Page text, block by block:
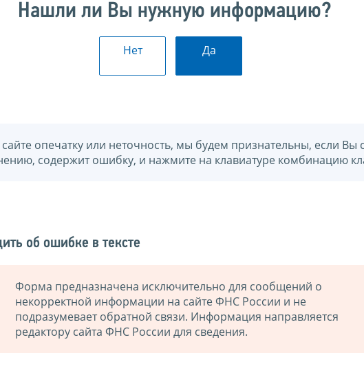
Нашли ли Вы нужную информацию?
Нет Да
опечатку или неточность, мы будем признательны, если Вы
содержит ошибку, и нажмите на клавиатуре комбинацию
об ошибке в тексте
Форма предназначена исключительно для сообщений о
некорректной информации на сайте ФНС России и не
подразумевает обратной связи. Информация направляется
редактору сайта ФНС России для сведения.